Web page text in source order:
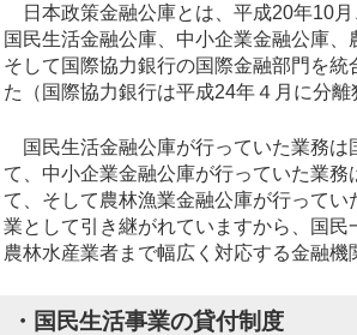
日本政策金融公庫とは、平成20年10
国民生活金融公庫、中小企業金融公庫、
そして国際協力銀行の国際金融部門を統
た（国際協力銀行は平成24年４月に分離
国民生活金融公庫が行っていた業務は
て、中小企業金融公庫が行っていた業務
て、そして農林漁業金融公庫が行ってい
業として引き継がれていますから、国民
農林水産業者まで幅広く対応する金融機
・国民生活事業の貸付制度